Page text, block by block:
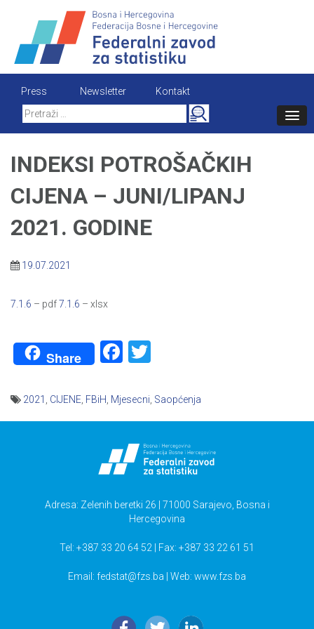
content
Press Newsletter
Kontakt
Search
for:
INDEKSI POTROŠAČKIH
CIJENA – JUNI/LIPANJ
2021. GODINE
19.07.2021
7.1.6 – pdf7.1.6 – xlsx
Share Facebook
2021 CIJENE FBiH Mjesecni Saopćenja
Adresa: Zelenih beretki 26 | 71000 Sarajevo, Bosna i
Hercegovina
Tel: +387 33 20 64 52 | Fax: +387 33 22 61 51
Email: fedstat@fzs.ba | Web: www.fzs.ba